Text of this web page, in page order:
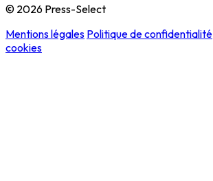
© 2026 Press-Select
Mentions légales Politique de confidentialité
cookies